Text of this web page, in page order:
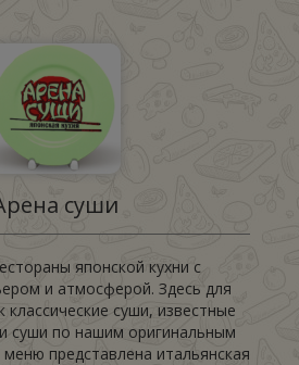
суши
японской кухни с
и атмосферой. Здесь для
классические суши, известные
суши по нашим оригинальным
представлена итальянская